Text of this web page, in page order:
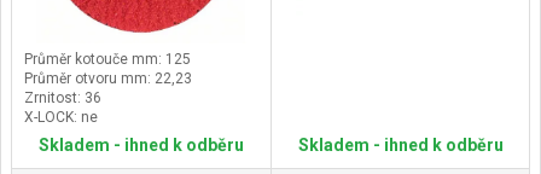
Průměr kotouče mm: 125
Průměr otvoru mm: 22,23
Zrnitost: 36
X-LOCK: ne
Skladem - ihned k odběru Skladem - ihned k odběru